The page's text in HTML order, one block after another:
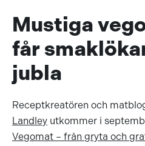
Mustiga
får
jubla
Receptkreatören och
Landley utkommer i
Vegomat – från gryta och